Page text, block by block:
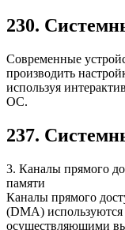
230.
Современные
производить
используя
ОС.
237.
3. Каналы прямого
памяти
Каналы прямого
(DMA) используются
осуществляющими